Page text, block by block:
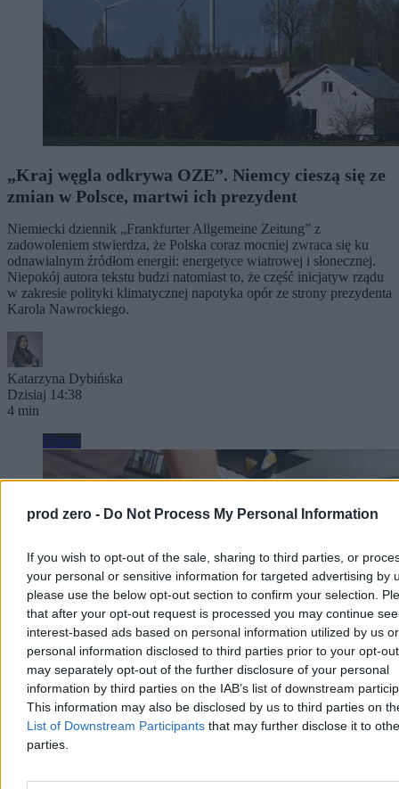
prod zero - Do Not Process My Personal Information
If you wish to opt-out of the sale, sharing to third parties, or
your personal or sensitive information for targeted advertising by
please use the below opt-out section to confirm your selection.
that after your opt-out request is processed you may continue
interest-based ads based on personal information utilized by us or
personal information disclosed to third parties prior to your opt-
may separately opt-out of the further disclosure of your personal
information by third parties on the IAB’s list of downstream
This information may also be disclosed by us to third parties on
List of Downstream Participants that may further disclose it to
parties.
„Kraj węgla odkrywa OZE”. Niemcy cieszą się ze
zmian w Polsce, martwi ich prezydent
Niemiecki dziennik „Frankfurter Allgemeine Zeitung” z
zadowoleniem stwierdza, że Polska coraz mocniej zwraca się ku
odnawialnym źródłom energii: energetyce wiatrowej i słonecznej.
Niepokój autora tekstu budzi natomiast to, że część inicjatyw rządu
w zakresie polityki klimatycznej napotyka opór ze strony prezydenta
Karola Nawrockiego.
Katarzyna Dybińska
Dzisiaj 14:38
4 min
Biznes
Może być taniej na stacjach. Jest nowa prognoza
cen paliw